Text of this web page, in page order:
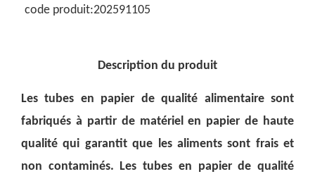
code produit:202591105
Description du produit
Les tubes en papier de qualité alimentaire sont
fabriqués à partir de matériel en papier de haute
qualité qui garantit que les aliments sont frais et
non contaminés. Les tubes en papier de qualité